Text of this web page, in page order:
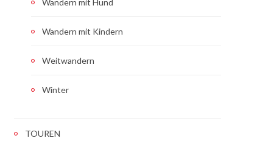
Wandern mit Kindern
Weitwandern
Winter
TOUREN